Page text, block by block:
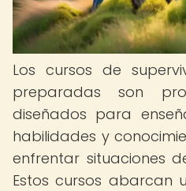
Los cursos de
preparadas son
diseñados para
habilidades y
enfrentar situaciones
Estos cursos